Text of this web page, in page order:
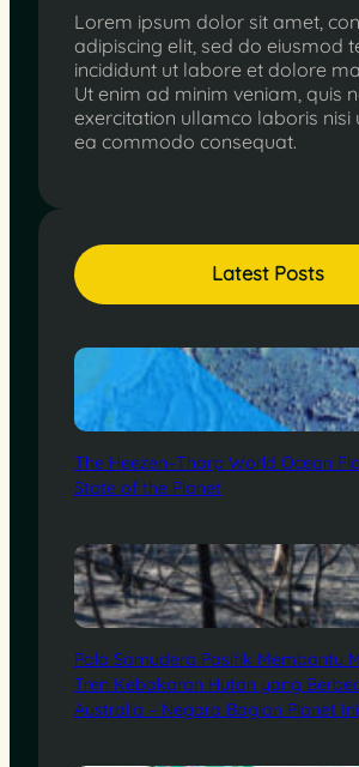
Lorem ipsum dolor sit amet,
adipiscing elit, sed do eiusmod
incididunt ut labore et dolore
Ut enim ad minim veniam, quis
exercitation ullamco laboris nisi
ea commodo consequat.
Latest Posts
The Heezen–Tharp World Ocean
State of the Planet
Pola Samudera Pasifik Membantu
Tren Kebakaran Hutan yang
Australia – Negara Bagian Planet Ini